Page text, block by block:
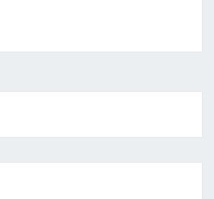
l
p
ar